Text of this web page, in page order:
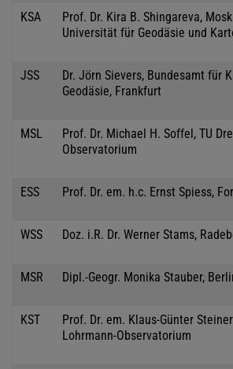
KSA
Prof. Dr. Kira B. Shingareva,
Universität für Geodäsie und
JSS
Dr. Jörn Sievers, Bundesamt für
Geodäsie, Frankfurt
MSL
Prof. Dr. Michael H. Soffel, TU
Observatorium
ESS Prof. Dr. em. h.c. Ernst Spiess,
WSS Doz. i.R. Dr. Werner Stams,
MSR Dipl.-Geogr. Monika Stauber,
KST
Prof. Dr. em. Klaus-Günter
Lohrmann-Observatorium